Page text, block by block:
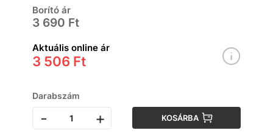
Borító ár
3 690 Ft
Aktuális online ár
3 506 Ft
Darabszám
- + KOSÁRBA